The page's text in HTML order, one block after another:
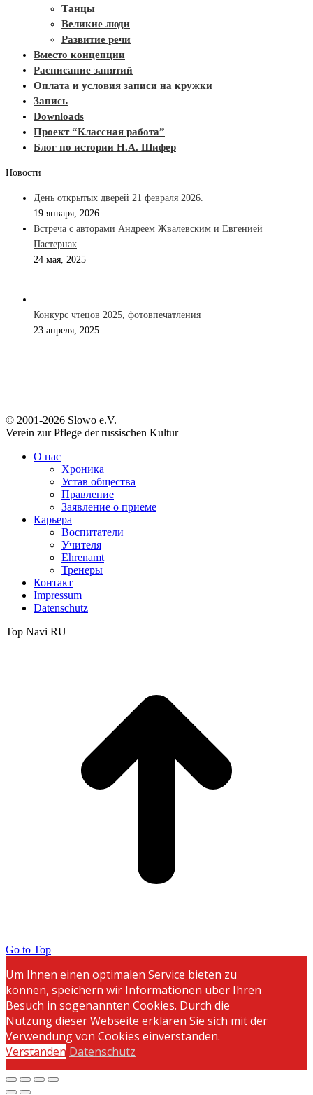
Танцы
Великие люди
Развитие речи
Вместо концепции
Расписание занятий
Оплата и условия записи на кружки
Запись
Downloads
Проект “Классная работа”
Блог по истории Н.А. Шифер
Новости
День открытых дверей 21 февраля 2026.
19 января, 2026
Встреча с авторами Андреем Жвалевским и Евгенией
Пастернак
24 мая, 2025
Конкурс чтецов 2025, фотовпечатления
23 апреля, 2025
© 2001-2026 Slowo e.V.
Verein zur Pflege der russischen Kultur
О нас
Хроника
Устав общества
Правление
Заявление о приеме
Карьера
Воспитатели
Учителя
Ehrenamt
Тренеры
Контакт
Impressum
Datenschutz
Top Navi RU
Go to Top
Um Ihnen einen optimalen Service bieten zu
können, speichern wir Informationen über Ihren
Besuch in sogenannten Cookies. Durch die
Nutzung dieser Webseite erklären Sie sich mit der
Verwendung von Cookies einverstanden.
Verstanden Datenschutz